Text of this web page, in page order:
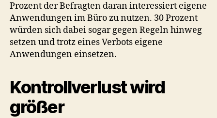
Prozent der Befragten daran interessiert eigene
Anwendungen im Büro zu nutzen. 30 Prozent
würden sich dabei sogar gegen Regeln hinweg
setzen und trotz eines Verbots eigene
Anwendungen einsetzen.
Kontrollverlust wird
größer